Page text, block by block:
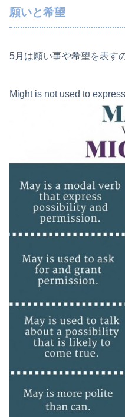
願いと希望
5月は願い事や希望を表す
Might is not used to